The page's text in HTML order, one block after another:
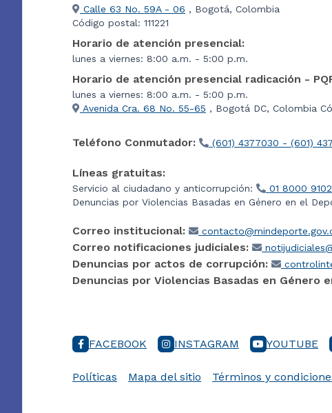
Calle 63 No. 59A - 06 , Bogotá, Colombia
Código postal: 111221
Horario de atención presencial:
lunes a viernes: 8:00 a.m. - 5:00 p.m.
Horario de atención presencial radicación -
lunes a viernes: 8:00 a.m. - 5:00 p.m.
Avenida Cra. 68 No. 55-65 , Bogotá DC, Colombia
Teléfono Conmutador: (601) 4377030 - (601)
Líneas gratuitas:
Servicio al ciudadano y anticorrupción:
01 8000
Denuncias por Violencias Basadas en Género en el
Correo institucional:
Correo notificaciones judiciales:
Denuncias por actos de corrupción:
Denuncias por Violencias Basadas en Género
FACEBOOK INSTAGRAM YOUTUBE
Políticas Mapa del sitio Términos y